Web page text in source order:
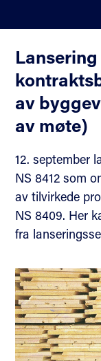
av
av møte)
12. september
NS 8412 som
av tilvirkede
NS 8409. Her
fra